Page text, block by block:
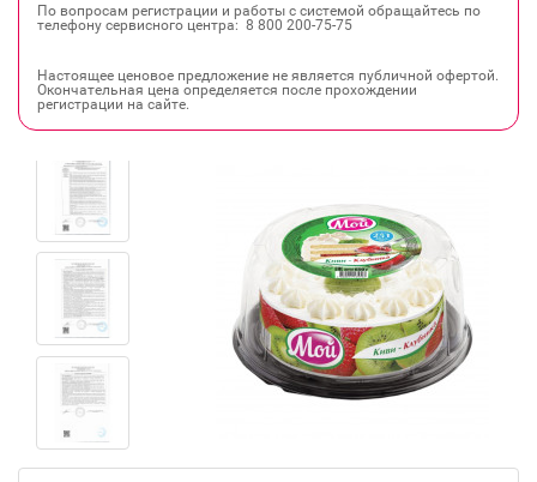
По вопросам регистрации и работы с системой обращайтесь по
телефону сервисного центра: 8 800 200‐75‐75
Настоящее ценовое предложение не является публичной офертой.
Окончательная цена определяется после прохождении
регистрации на сайте.